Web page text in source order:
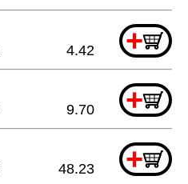
+
4.42
+
9.70
+
48.23